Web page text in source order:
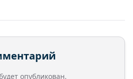
опубликован.